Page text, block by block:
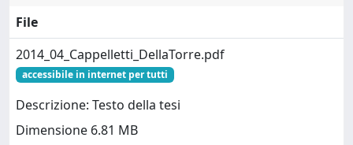
File
2014_04_Cappelletti_DellaTorre.pdf
accessibile in internet per tutti
Descrizione: Testo della tesi
Dimensione 6.81 MB